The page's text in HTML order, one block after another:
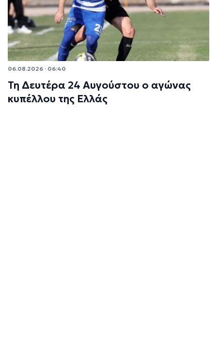
06.08.2026 · 06:40
Τη Δευτέρα 24 Αυγούστου ο αγώνας
κυπέλλου της Ελλάς